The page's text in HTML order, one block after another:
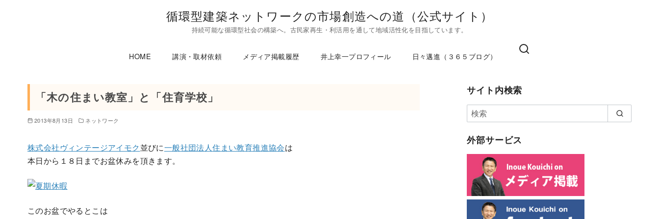
循環型建築ネットワークの市場創造への道（公式サイト）
持続可能な循環型社会の構築へ。古民家再生・利活用を通して地域活性化を目指しています。
HOME 講演・取材依頼 メディア掲載履歴 井上幸一プロフィール 日々邁進（３６５ブログ）
「木の住まい教室」と「住育学校」
2013年8月13日 ネットワーク
株式会社ヴィンテージアイモク 並びに一般社団法人住まい教育推進協会は
本日から１８日までお盆休みを頂きます。
このお盆でやるとこは
サイト内検索
外部サービス